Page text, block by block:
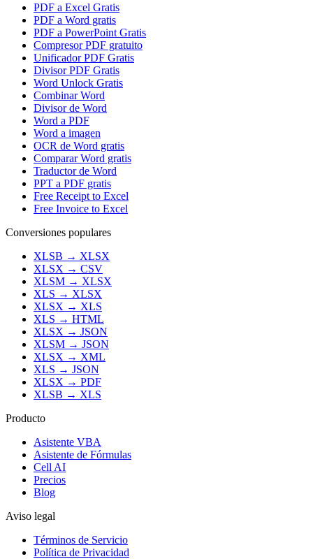
PDF a Excel Gratis
PDF a Word gratis
PDF a PowerPoint Gratis
Compresor PDF gratuito
Unificador PDF Gratis
Divisor PDF Gratis
Word Unlock Gratis
Combinar Word
Divisor de Word
Word a PDF
Word a imagen
OCR de Word gratis
Comparar Word gratis
Traductor de Word
PPT a PDF gratis
Free Receipt to Excel
Free Invoice to Excel
Conversiones populares
XLSB → XLSX
XLSX → CSV
XLSM → XLSX
XLS → XLSX
XLSX → XLS
XLS → HTML
XLSX → JSON
XLSM → JSON
XLSX → XML
XLS → JSON
XLSX → PDF
XLSB → XLS
Producto
Asistente VBA
Asistente de Fórmulas
Cell AI
Precios
Blog
Aviso legal
Términos de Servicio
Política de Privacidad